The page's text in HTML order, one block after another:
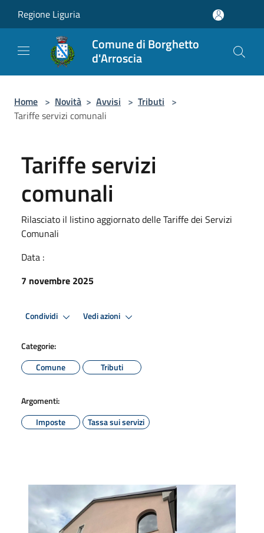
Regione Liguria
Comune di Borghetto
d'Arroscia
Home > Novità > Avvisi > Tributi >
Tariffe servizi comunali
Tariffe servizi
comunali
Rilasciato il listino aggiornato delle Tariffe dei Servizi
Comunali
Data :
7 novembre 2025
Condividi Vedi azioni
Categorie:
Comune
Tributi
Argomenti:
Imposte
Tassa sui servizi